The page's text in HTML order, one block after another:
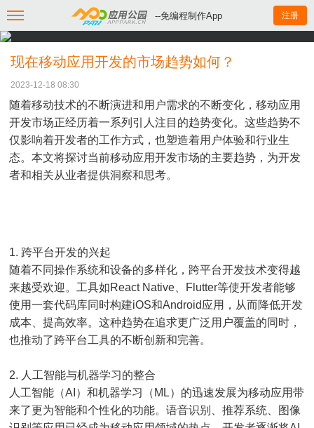
--免编程制作App 注册
现在移动应用开发的市场趋势如何？
2023-12-18 08:30
随着移动技术的不断演进和用户需求的不断变化，移动应用
开发市场正经历着一系列引人注目的趋势变化。这些趋势不
仅影响着开发者的工作方式，也塑造着用户体验和行业生
态。本文将探讨当前移动应用开发市场的主要趋势，为开发
者和相关从业者提供洞察和思考。
1. 跨平台开发的兴起
随着不同操作系统和设备的多样化，跨平台开发技术变得越
来越受欢迎。工具如React Native、Flutter等使开发者能够
使用一套代码库同时构建iOS和Android应用，从而降低开发
成本、提高效率。这种趋势在追求更广泛用户覆盖的同时，
也推动了跨平台工具的不断创新和完善。
2. 人工智能与机器学习的整合
人工智能（AI）和机器学习（ML）的迅速发展为移动应用带
来了更为智能和个性化的功能。语音识别、推荐系统、图像